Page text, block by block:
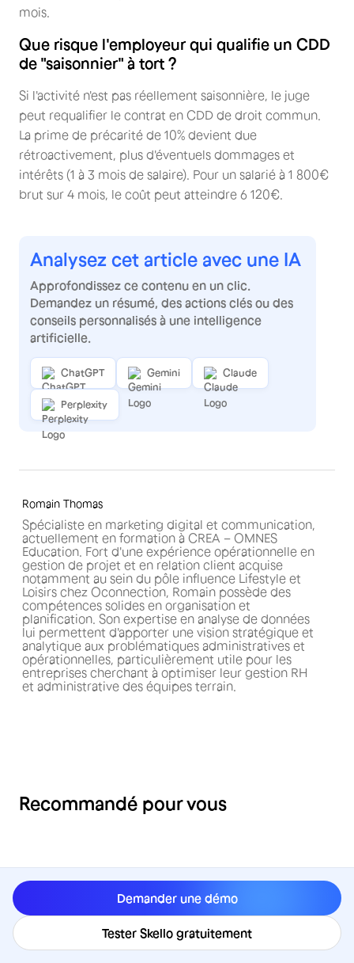
mois.
Que risque l'employeur qui qualifie un CDD
de "saisonnier" à tort ?
Si l'activité n'est pas réellement saisonnière, le juge
peut requalifier le contrat en CDD de droit commun.
La prime de précarité de 10% devient due
rétroactivement, plus d'éventuels dommages et
intérêts (1 à 3 mois de salaire). Pour un salarié à 1 800€
brut sur 4 mois, le coût peut atteindre 6 120€.
Analysez cet article avec une IA
Approfondissez ce contenu en un clic.
Demandez un résumé, des actions clés ou des
conseils personnalisés à une intelligence
artificielle.
ChatGPT Gemini Claude
Perplexity
Romain Thomas
Spécialiste en marketing digital et communication,
actuellement en formation à CREA – OMNES
Education. Fort d'une expérience opérationnelle en
gestion de projet et en relation client acquise
notamment au sein du pôle influence Lifestyle et
Loisirs chez Oconnection, Romain possède des
compétences solides en organisation et
planification. Son expertise en analyse de données
lui permettent d'apporter une vision stratégique et
analytique aux problématiques administratives et
opérationnelles, particulièrement utile pour les
entreprises cherchant à optimiser leur gestion RH
et administrative des équipes terrain.
Demander une démo
Tester Skello gratuitement
Recommandé pour vous